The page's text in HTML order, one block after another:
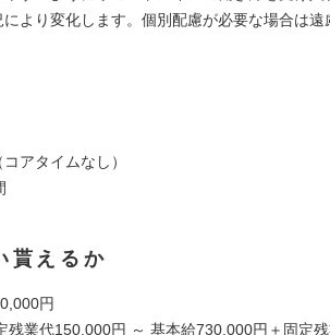
より変化します。個別配慮が必要な場合は
アタイムなし）
貰えるか
円
残業代150,000円 ～ 基本給730,000円＋固